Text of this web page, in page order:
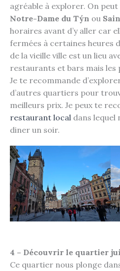
agréable à explorer. On
Notre-Dame du Týn ou
horaires avant d’y aller car
fermées à certaines heures
de la vieille ville est un lieu
restaurants et bars mais les
Je te recommande
d’autres quartiers pour
meilleurs prix. Je peux te
restaurant local dans lequel
diner un soir.
4 – Découvrir le quartier
Ce quartier nous plonge